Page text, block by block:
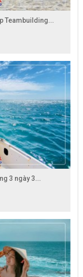
Teambuilding...
3 ngày 3...